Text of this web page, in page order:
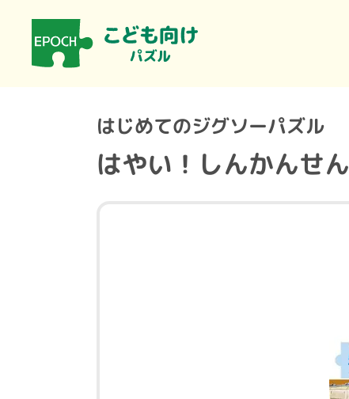
はじめてのジグソーパズル
はやい！しんかんせん